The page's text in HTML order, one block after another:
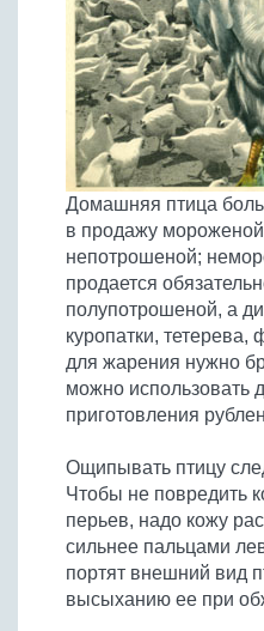
Бобовые
Яйца
Крупы
Домашняя птица
в продажу
непотрошеной;
продается
полупотрошеной, а
куропатки,
для жарения нужно
можно использовать
приготовления
Ощипывать птицу
Чтобы не повредить
перьев, надо кожу
сильнее пальцами
портят внешний вид
высыханию ее при